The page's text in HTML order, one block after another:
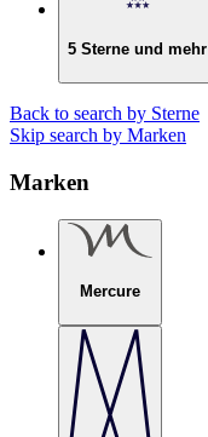
5 Sterne und mehr
Back to search by Sterne
Skip search by Marken
Marken
Mercure